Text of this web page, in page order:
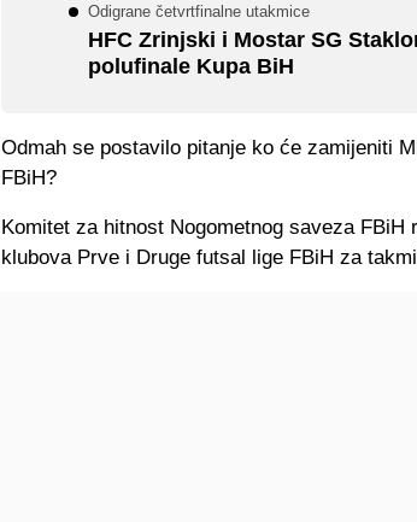
Odigrane četvrtfinalne utakmice
HFC Zrinjski i Mostar SG
polufinale Kupa BiH
Odmah se postavilo pitanje ko će zamijeniti
FBiH?
Komitet za hitnost Nogometnog saveza
klubova Prve i Druge futsal lige FBiH za